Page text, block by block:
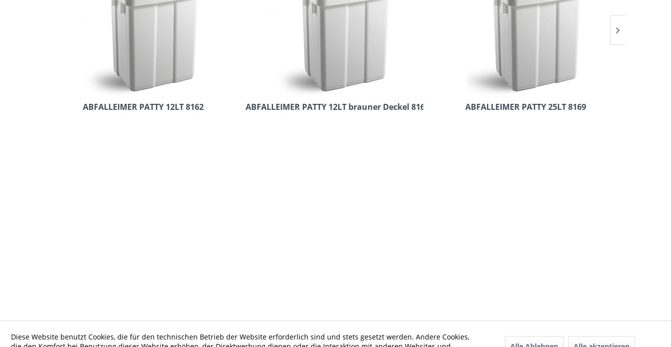
ABFALLEIMER PATTY 12LT 8162 ABFALLEIMER PATTY 12LT brauner Deckel 8162G ABFALLEIMER PATTY 25LT 8169
Diese Website benutzt Cookies, die für den technischen Betrieb der Website erforderlich sind und stets gesetzt werden. Andere Cookies,